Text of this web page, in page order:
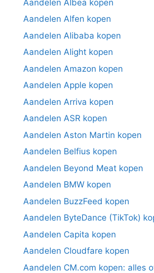
Aandelen Albea kopen
Aandelen Alfen kopen
Aandelen Alibaba kopen
Aandelen Alight kopen
Aandelen Amazon kopen
Aandelen Apple kopen
Aandelen Arriva kopen
Aandelen ASR kopen
Aandelen Aston Martin kopen
Aandelen Belfius kopen
Aandelen Beyond Meat kopen
Aandelen BMW kopen
Aandelen BuzzFeed kopen
Aandelen ByteDance (TikTok)
Aandelen Capita kopen
Aandelen Cloudfare kopen
Aandelen CM.com kopen: alles